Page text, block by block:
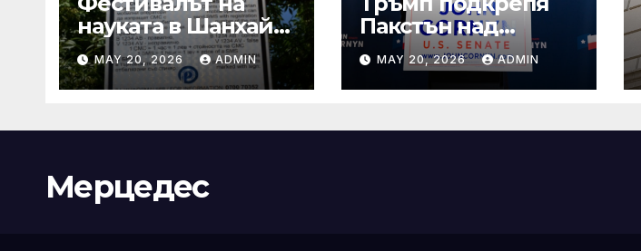
науката в Шанхай
2026 обещава
вълнуващи
научно-
иновации
MAY 20, 2026 ADMIN
Пакстън над
Корнин за сенатор
от Тексас в
шокираща
MAY 20, 2026 ADMIN
Мерцедес